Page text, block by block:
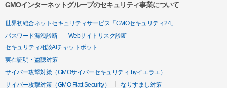
GMOインターネットグループのセキュリティ事業について
世界初総合ネットセキュリティサービス「GMOセキュリティ24」
パスワード漏洩診断
Webサイトリスク診断
セキュリティ相談AIチャットボット
実在証明・盗聴対策
サイバー攻撃対策（GMOサイバーセキュリティ byイエラエ）
サイバー攻撃対策（GMO Flatt Security）
なりすまし対策